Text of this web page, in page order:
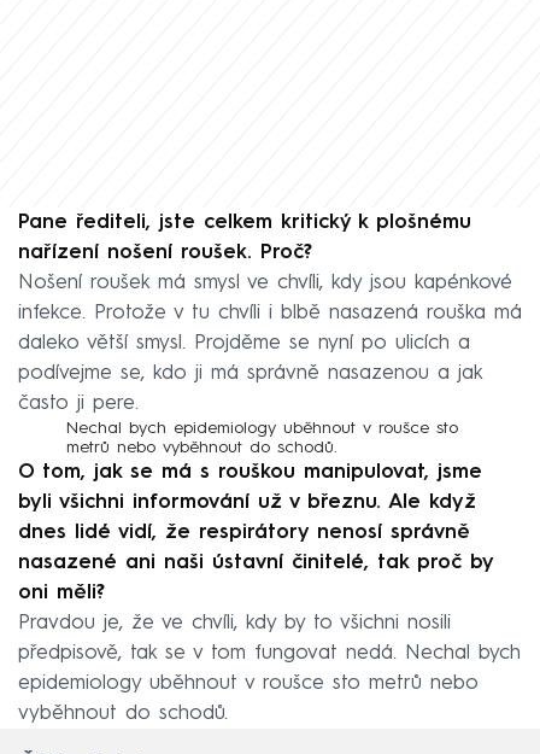
Pane řediteli, jste celkem kritický k plošnému
nařízení nošení roušek. Proč?
Nošení roušek má smysl ve chvíli, kdy jsou kapénkové
infekce. Protože v tu chvíli i blbě nasazená rouška má
daleko větší smysl. Projděme se nyní po ulicích a
podívejme se, kdo ji má správně nasazenou a jak
často ji pere.
Nechal bych epidemiology uběhnout v roušce sto
metrů nebo vyběhnout do schodů.
O tom, jak se má s rouškou manipulovat, jsme
byli všichni informování už v březnu. Ale když
dnes lidé vidí, že respirátory nenosí správně
nasazené ani naši ústavní činitelé, tak proč by
oni měli?
Pravdou je, že ve chvíli, kdy by to všichni nosili
předpisově, tak se v tom fungovat nedá. Nechal bych
epidemiology uběhnout v roušce sto metrů nebo
vyběhnout do schodů.